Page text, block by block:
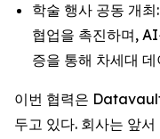
학술 행사 공동 개
협업을 촉진하며,
증을 통해 차세대
이번 협력은
두고 있다. 회사는 앞